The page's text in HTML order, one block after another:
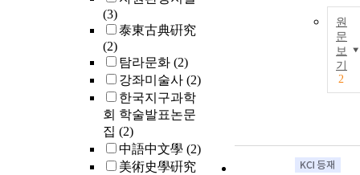
(3)
泰東古典硏究
(2)
탐라문화 (2)
강좌미술사 (2)
한국지구과학
회 학술발표논문
집 (2)
中語中文學 (2)
美術史學硏究
원
문
보
기
2